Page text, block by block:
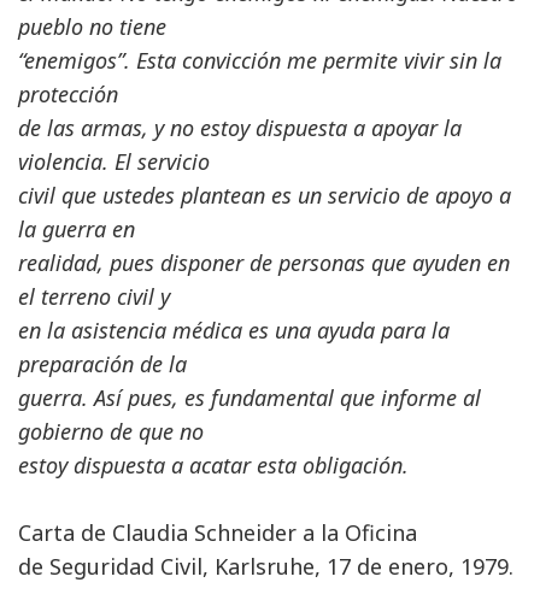
pueblo no tiene
“enemigos”. Esta convicción me permite vivir sin la
protección
de las armas, y no estoy dispuesta a apoyar la
violencia. El servicio
civil que ustedes plantean es un servicio de apoyo a
la guerra en
realidad, pues disponer de personas que ayuden en
el terreno civil y
en la asistencia médica es una ayuda para la
preparación de la
guerra. Así pues, es fundamental que informe al
gobierno de que no
estoy dispuesta a acatar esta obligación.
Carta de Claudia Schneider a la Oficina
de Seguridad Civil, Karlsruhe, 17 de enero, 1979.